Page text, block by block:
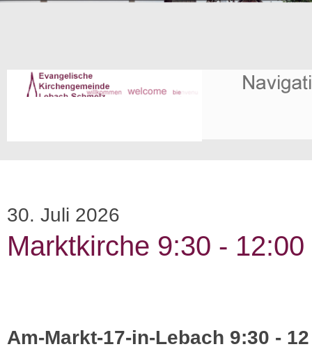
30. Juli 2026
Marktkirche 9:30 - 12:00
Am-Markt-17-in-Lebach 9:30 -